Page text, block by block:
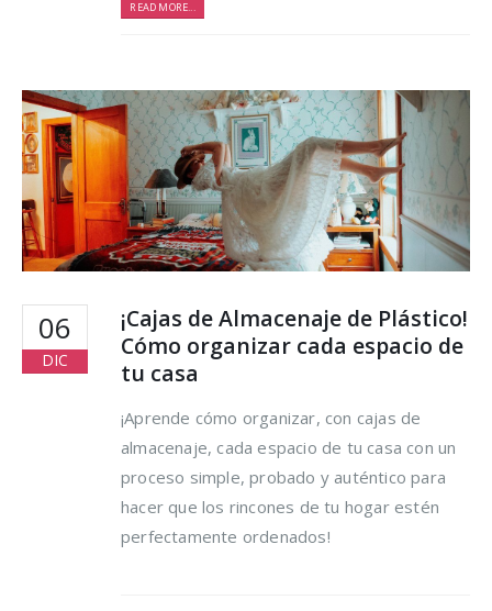
READ MORE...
06
DIC
¡Cajas de Almacenaje de Plástico!
Cómo organizar cada espacio de
tu casa
¡Aprende cómo organizar, con cajas de
almacenaje, cada espacio de tu casa con un
proceso simple, probado y auténtico para
hacer que los rincones de tu hogar estén
perfectamente ordenados!
Ser más ecológica,
cosas que puedes
hacer para lograrlo
16 agosto, 2021